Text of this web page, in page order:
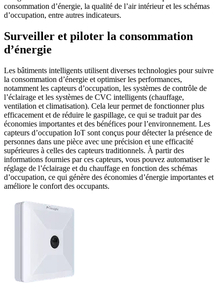
consommation d’énergie, la qualité de l’air intérieur et les schémas
d’occupation, entre autres indicateurs.
Surveiller et piloter la consommation
d’énergie
Les bâtiments intelligents utilisent diverses technologies pour suivre
la consommation d’énergie et optimiser les performances,
notamment les capteurs d’occupation, les systèmes de contrôle de
l’éclairage et les systèmes de CVC intelligents (chauffage,
ventilation et climatisation). Cela leur permet de fonctionner plus
efficacement et de réduire le gaspillage, ce qui se traduit par des
économies importantes et des bénéfices pour l’environnement. Les
capteurs d’occupation IoT sont conçus pour détecter la présence de
personnes dans une pièce avec une précision et une efficacité
supérieures à celles des capteurs traditionnels. À partir des
informations fournies par ces capteurs, vous pouvez automatiser le
réglage de l’éclairage et du chauffage en fonction des schémas
d’occupation, ce qui génère des économies d’énergie importantes et
améliore le confort des occupants.